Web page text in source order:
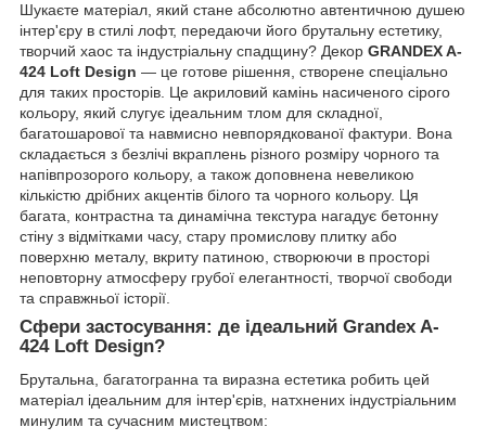
Шукаєте матеріал, який стане абсолютно автентичною душею
інтер'єру в стилі лофт, передаючи його брутальну естетику,
творчий хаос та індустріальну спадщину? Декор GRANDEX A-
424 Loft Design — це готове рішення, створене спеціально
для таких просторів. Це акриловий камінь насиченого сірого
кольору, який слугує ідеальним тлом для складної,
багатошарової та навмисно невпорядкованої фактури. Вона
складається з безлічі вкраплень різного розміру чорного та
напівпрозорого кольору, а також доповнена невеликою
кількістю дрібних акцентів білого та чорного кольору. Ця
багата, контрастна та динамічна текстура нагадує бетонну
стіну з відмітками часу, стару промислову плитку або
поверхню металу, вкриту патиною, створюючи в просторі
неповторну атмосферу грубої елегантності, творчої свободи
та справжньої історії.
Сфери застосування: де ідеальний Grandex A-
424 Loft Design?
Брутальна, багатогранна та виразна естетика робить цей
матеріал ідеальним для інтер'єрів, натхнених індустріальним
минулим та сучасним мистецтвом: